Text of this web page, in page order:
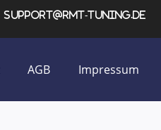
support@rmt-tuning.de
AGB Impressum